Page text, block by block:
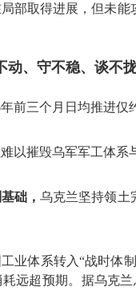
部取得进展，但未
动、守不稳、谈不
前三个月日均推进仅
以摧毁乌军军工体系
础， 乌克兰坚持领土
业体系转入“战时体制
远超预期。据乌克